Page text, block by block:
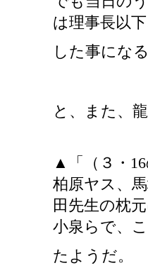
は理事長以
した事にな
と、また、
▲「（３・
柏原ヤス、
田先生の枕
小泉らで、
たようだ。